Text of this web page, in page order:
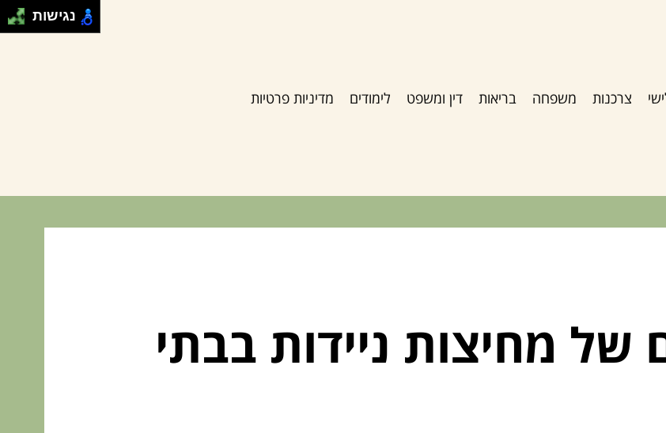
צרכנות משפחה בריאות דין ומשפט לימודים מדיניות פרטיות
של מחיצות ניידות בבתי
נגישות